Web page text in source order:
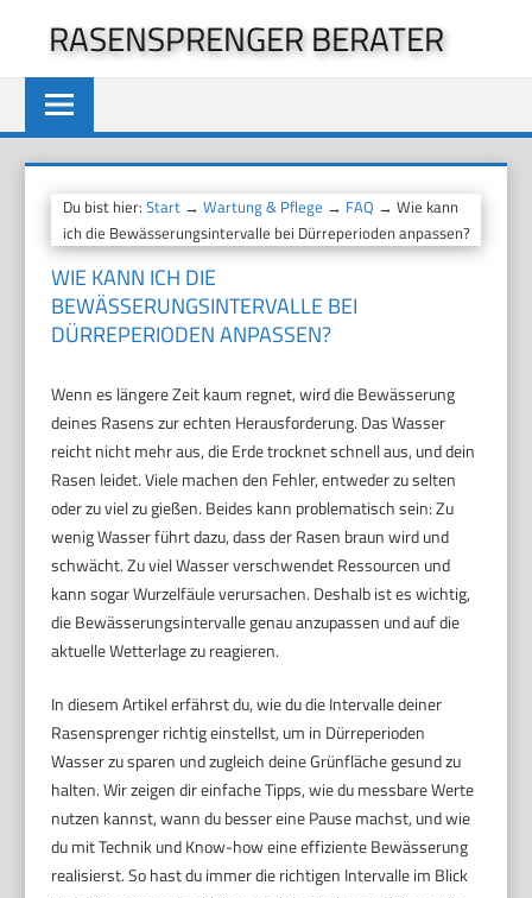
springen
RASENSPRENGER BERATER
Du bist hier:Start →Wartung & Pflege → FAQ → Wie kann
ich die Bewässerungsintervalle bei Dürreperioden anpassen?
WIE KANN ICH DIE
BEWÄSSERUNGSINTERVALLE BEI
DÜRREPERIODEN ANPASSEN?
Wenn es längere Zeit kaum regnet, wird die Bewässerung
deines Rasens zur echten Herausforderung. Das Wasser
reicht nicht mehr aus, die Erde trocknet schnell aus, und dein
Rasen leidet. Viele machen den Fehler, entweder zu selten
oder zu viel zu gießen. Beides kann problematisch sein: Zu
wenig Wasser führt dazu, dass der Rasen braun wird und
schwächt. Zu viel Wasser verschwendet Ressourcen und
kann sogar Wurzelfäule verursachen. Deshalb ist es wichtig,
die Bewässerungsintervalle genau anzupassen und auf die
aktuelle Wetterlage zu reagieren.
In diesem Artikel erfährst du, wie du die Intervalle deiner
Rasensprenger richtig einstellst, um in Dürreperioden
Wasser zu sparen und zugleich deine Grünfläche gesund zu
halten. Wir zeigen dir einfache Tipps, wie du messbare Werte
nutzen kannst, wann du besser eine Pause machst, und wie
du mit Technik und Know-how eine effiziente Bewässerung
realisierst. So hast du immer die richtigen Intervalle im Blick